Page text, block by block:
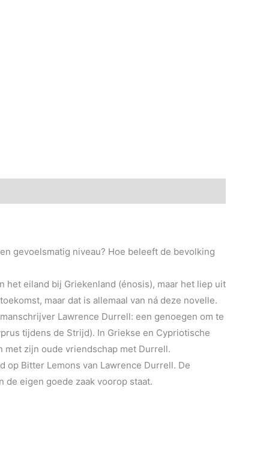
gevoelsmatig niveau? Hoe beleeft de bevolking
het eiland bij Griekenland (énosis), maar het liep uit
maar dat is allemaal van ná deze novelle.
Lawrence Durrell: een genoegen om te
tijdens de Strijd). In Griekse en Cypriotische
met zijn oude vriendschap met Durrell.
op Bitter Lemons van Lawrence Durrell. De
de eigen goede zaak voorop staat.